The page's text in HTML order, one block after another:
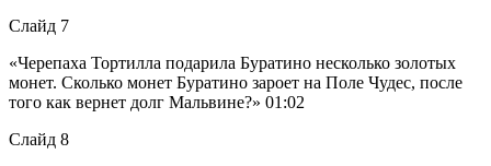
Слайд 7
«Черепаха Тортилла подарила Буратино несколько золотых
монет. Сколько монет Буратино зароет на Поле Чудес, после
того как вернет долг Мальвине?» 01:02
Слайд 8